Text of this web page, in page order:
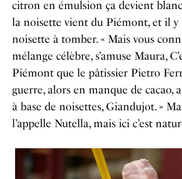
citron en émulsion ça devient
la noisette vient du Piémont, et il y
noisette à tomber. « Mais vous
mélange célèbre, s’amuse Maura,
Piémont que le pâtissier Pietro
guerre, alors en manque de cacao,
à base de noisettes, Giandujot. »
l’appelle Nutella, mais ici c’est